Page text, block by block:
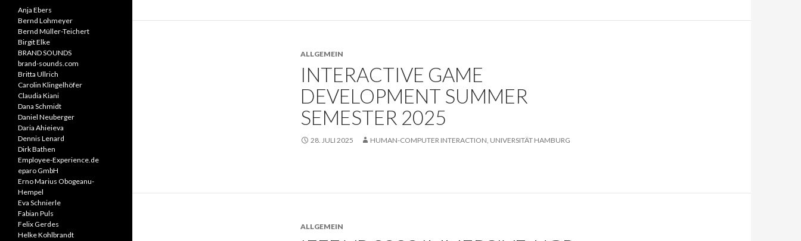
ALLGEMEIN
INTERACTIVE GAME
DEVELOPMENT SUMMER
SEMESTER 2025
28. JULI 2025 HUMAN-COMPUTER INTERACTION, UNIVERSITÄT HAMBURG
ALLGEMEIN
Anja Ebers
Bernd Lohmeyer
Bernd Müller-Teichert
Birgit Elke
BRAND SOUNDS
brand-sounds.com
Britta Ullrich
Carolin Klingelhöfer
Claudia Kiani
Dana Schmidt
Daniel Neuberger
Daria Ahieieva
Dennis Lenard
Dirk Bathen
Employee-Experience.de
eparo GmbH
Erno Marius Obogeanu-
Hempel
Eva Schnierle
Fabian Puls
Felix Gerdes
Helke Kohlbrandt